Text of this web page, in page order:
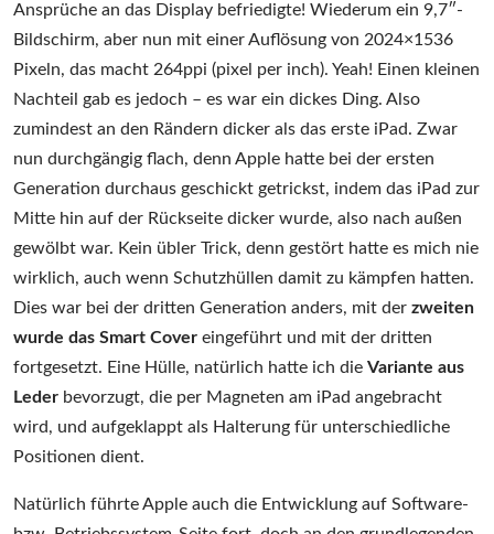
Ansprüche an das Display befriedigte! Wiederum ein 9,7″-
Bildschirm, aber nun mit einer Auflösung von 2024×1536
Pixeln, das macht 264ppi (pixel per inch). Yeah! Einen kleinen
Nachteil gab es jedoch – es war ein dickes Ding. Also
zumindest an den Rändern dicker als das erste iPad. Zwar
nun durchgängig flach, denn Apple hatte bei der ersten
Generation durchaus geschickt getrickst, indem das iPad zur
Mitte hin auf der Rückseite dicker wurde, also nach außen
gewölbt war. Kein übler Trick, denn gestört hatte es mich nie
wirklich, auch wenn Schutzhüllen damit zu kämpfen hatten.
Dies war bei der dritten Generation anders, mit der zweiten
wurde das Smart Cover eingeführt und mit der dritten
fortgesetzt. Eine Hülle, natürlich hatte ich die Variante aus
Leder bevorzugt, die per Magneten am iPad angebracht
wird, und aufgeklappt als Halterung für unterschiedliche
Positionen dient.
Natürlich führte Apple auch die Entwicklung auf Software-